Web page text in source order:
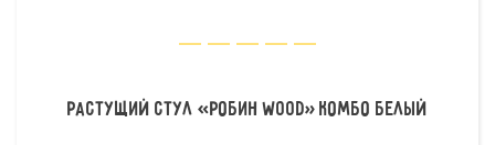
Растущий стул «Робин Wood» комбо белый